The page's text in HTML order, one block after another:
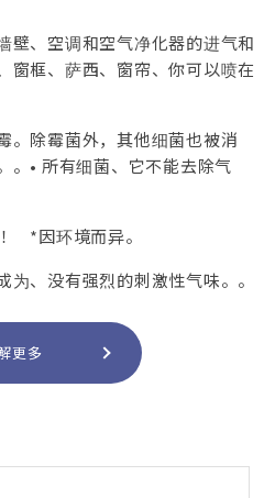
壁、空调和空气净化器的进气和
窗框、萨西、窗帘、你可以喷在
。除霉菌外，其他细菌也被消
。• 所有细菌、它不能去除气
*因环境而异。
为、没有强烈的刺激性气味。。
更多